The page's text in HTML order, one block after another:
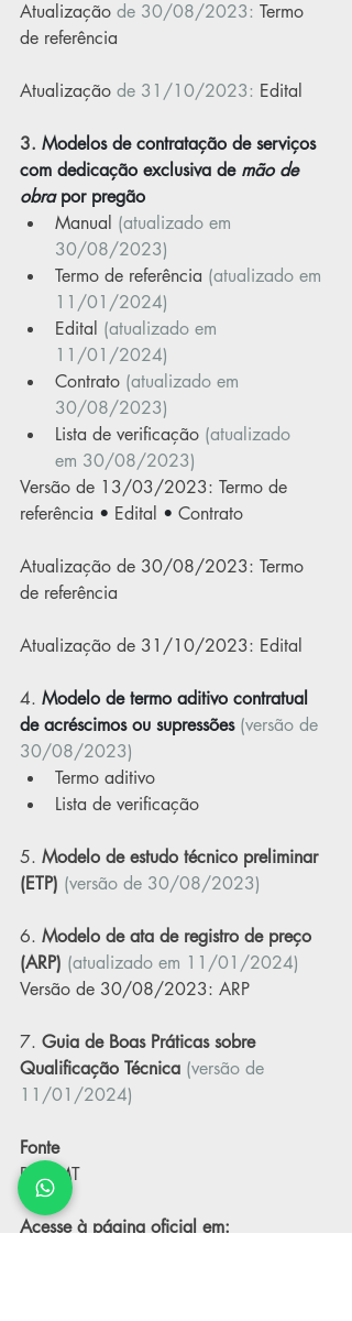
Atualização de 30/08/2023: Termo
de referência
Atualização de 31/10/2023: Edital
3. Modelos de contratação de serviços
com dedicação exclusiva de mão de
obra por pregão
Manual (atualizado em
30/08/2023)
Termo de referência (atualizado em
11/01/2024)
Edital (atualizado em
11/01/2024)
Contrato (atualizado em
30/08/2023)
Lista de verificação (atualizado
em 30/08/2023)
Versão de 13/03/2023: Termo de
referência • Edital • Contrato
Atualização de 30/08/2023: Termo
de referência
Atualização de 31/10/2023: Edital
4. Modelo de termo aditivo contratual
de acréscimos ou supressões (versão de
30/08/2023)
Termo aditivo
Lista de verificação
5. Modelo de estudo técnico preliminar
(ETP) (versão de 30/08/2023)
6. Modelo de ata de registro de preço
(ARP) (atualizado em 11/01/2024)
Versão de 30/08/2023: ARP
7. Guia de Boas Práticas sobre
Qualificação Técnica (versão de
11/01/2024)
Fonte
PGE-MT
Acesse à página oficial em: